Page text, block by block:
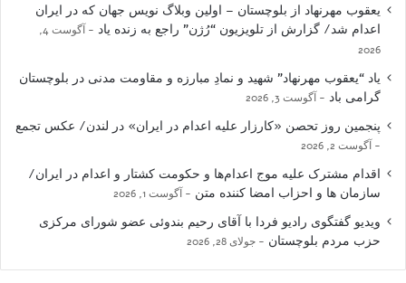
یعقوب مهرنهاد از بلوچستان – اولین وبلاگ نویس جهان که در ایران
اعدام شد/ گزارش از تلویزیون “رُژن” راجع به زنده یاد
آگوست 4,
2026
یاد “یعقوب مهرنهاد” شهید و نمادِ مبارزه و مقاومت مدنی در بلوچستان
گرامی باد
آگوست 3, 2026
پنجمین روز تحصن «کارزار علیه اعدام در ایران» در لندن/ عکس تجمع
آگوست 2, 2026
اقدام مشترک علیه موج اعدام‌ها و حکومت کشتار و اعدام در ایران/
سازمان ها و احزاب امضا کننده متن
آگوست 1, 2026
ویدیو گفتگوی رادیو فردا با آقای رحیم بندوئی عضو شورای مرکزی
حزب مردم بلوچستان
جولای 28, 2026